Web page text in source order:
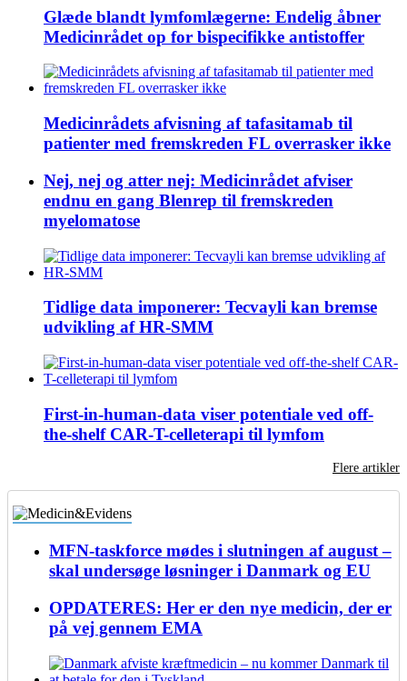
Glæde blandt lymfomlægerne: Endelig åbner
Medicinrådet op for bispecifikke antistoffer
Medicinrådets afvisning af tafasitamab til
patienter med fremskreden FL overrasker ikke
Nej, nej og atter nej: Medicinrådet afviser
endnu en gang Blenrep til fremskreden
myelomatose
Tidlige data imponerer: Tecvayli kan bremse
udvikling af HR-SMM
First-in-human-data viser potentiale ved off-
the-shelf CAR-T-celleterapi til lymfom
Flere artikler
MFN-taskforce mødes i slutningen af august –
skal undersøge løsninger i Danmark og EU
OPDATERES: Her er den nye medicin, der er
på vej gennem EMA